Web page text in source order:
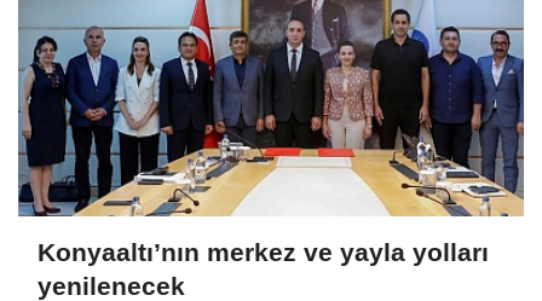
Konyaaltı’nın merkez ve yayla yolları
yenilenecek